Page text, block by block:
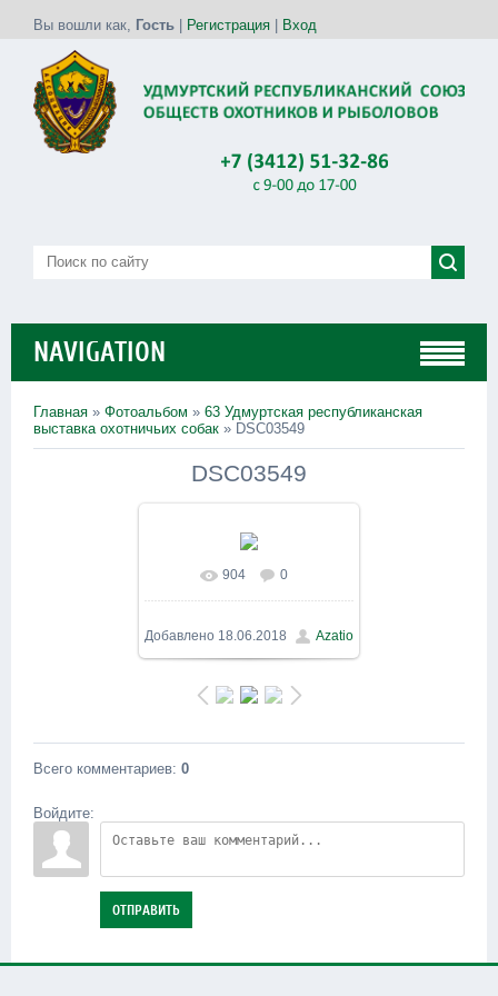
Вы вошли как, Гость Регистрация Вход
NAVIGATION
Главная » Фотоальбом » 63 Удмуртская республиканская
выставка охотничьих собак » DSC03549
DSC03549
В реальном размере
800x600/ 169.6Kb
904 0
Добавлено 18.06.2018 Azatio
Всего комментариев: 0
Войдите:
ОТПРАВИТЬ